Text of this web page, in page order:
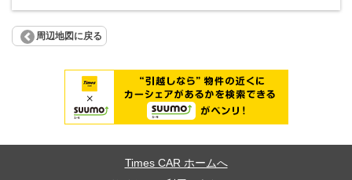
周辺地図に戻る
Times CAR ホームへ